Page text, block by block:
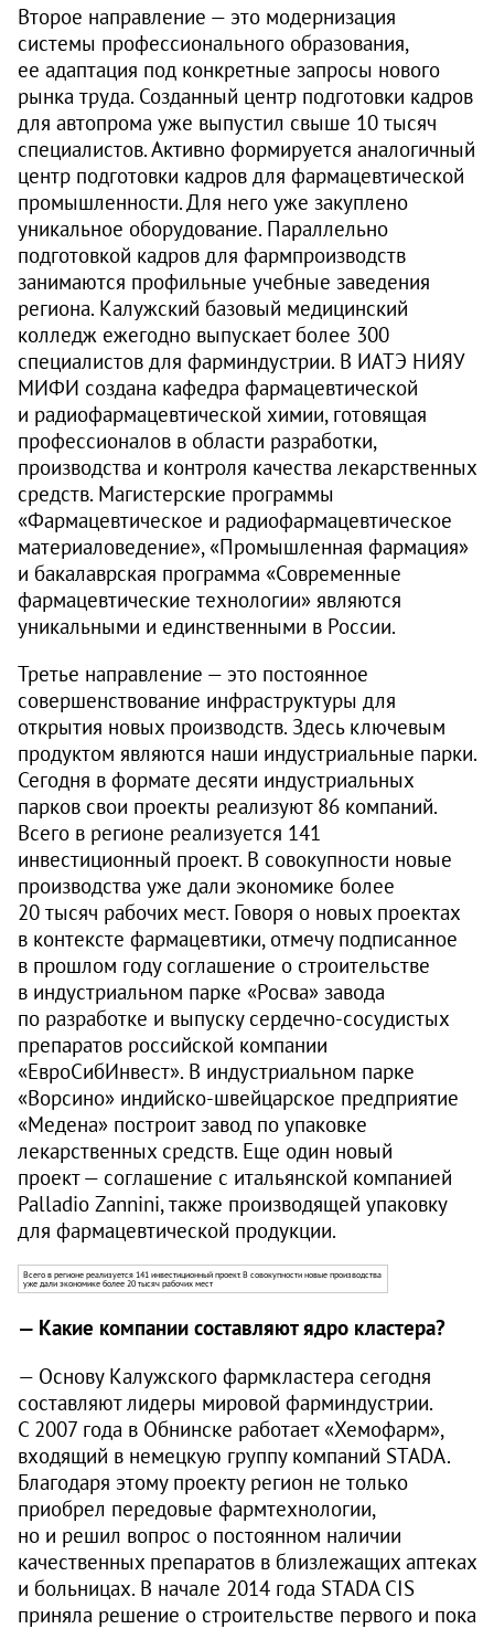
Второе направление — это модернизация
системы профессионального образования,
ее адаптация под конкретные запросы нового
рынка труда. Созданный центр подготовки кадров
для автопрома уже выпустил свыше 10 тысяч
специалистов. Активно формируется аналогичный
центр подготовки кадров для фармацевтической
промышленности. Для него уже закуп­лено
уникальное оборудование. Параллельно
подготовкой кадров для фармпроизводств
занимаются профильные учебные заведения
региона. Калужский базовый медицинский
колледж ежегодно выпускает более 300
специалистов для фарминдустрии. В ИАТЭ НИЯУ
МИФИ создана кафедра фармацевтической
и радиофармацевтической химии, готовящая
профессионалов в области разработки,
производства и контроля качества лекарственных
средств. Магистерские программы
«Фармацевтическое и радиофармацевтическое
материаловедение», «Промышленная фармация»
и бакалаврская программа «Современные
фармацевтические технологии» являются
уникальными и единственными в России.
Третье направление — это постоянное
совершенствование инфраструктуры для
открытия новых производств. Здесь ключевым
продуктом являются наши индустриальные парки.
Сегодня в формате десяти индустриальных
парков свои проекты реализуют 86 компаний.
Всего в регионе реализуется 141
инвестиционный проект. В совокупности новые
производства уже дали экономике более
20 тысяч рабочих мест. Говоря о новых проектах
в контексте фармацевтики, отмечу подписанное
в прош­лом году соглашение о строительстве
в индустриальном парке «Росва» завода
по разработке и выпуску сердечно-сосудистых
препаратов российской компании
«ЕвроСибИнвест». В индустриальном парке
«Ворсино» индийско-швейцарское предприятие
«Медена» построит завод по упаковке
лекарственных средств. Еще один новый
проект — соглашение с итальянской компанией
Palladio Zannini, также производящей упаковку
для фармацевтической продукции.
Всего в регионе реализуется 141 инвестиционный проект. В совокупности новые производства
уже дали экономике более 20 тысяч рабочих мест
— Какие компании составляют ядро кластера?
— Основу Калужского фармклас­тера сегодня
составляют лидеры мировой фарминдустрии.
С 2007 года в Обнинске работает «Хемофарм»,
входящий в немецкую группу компаний STADA.
Благодаря этому проекту регион не только
приобрел передовые фармтехнологии,
но и решил вопрос о постоянном наличии
качественных препаратов в близлежащих аптеках
и больницах. В начале 2014 года STADA CIS
приняла решение о строительстве первого и пока